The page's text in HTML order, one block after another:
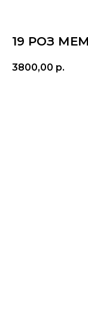
19 РОЗ
3800,00 р.